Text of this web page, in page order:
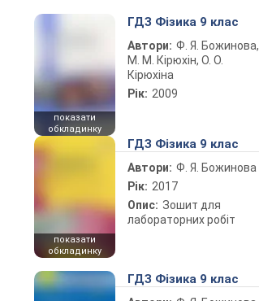
показати
обкладинку
ГДЗ Фізика 9 клас
Автори: Ф. Я. Божинова,
М. М. Кірюхін, О. О.
Кірюхіна
Рік: 2009
показати
обкладинку
ГДЗ Фізика 9 клас
Автори: Ф. Я. Божинова
Рік: 2017
Опис: Зошит для
лабораторних робіт
ГДЗ Фізика 9 клас